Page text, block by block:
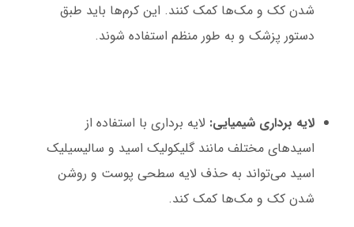
شدن کک و مک‌ها کمک کنند. این کرم‌ها باید طبق
دستور پزشک و به طور منظم استفاده شوند.
لایه برداری شیمیایی: لایه برداری با استفاده از
اسیدهای مختلف مانند گلیکولیک اسید و سالیسیلیک
اسید می‌تواند به حذف لایه سطحی پوست و روشن
شدن کک و مک‌ها کمک کند.